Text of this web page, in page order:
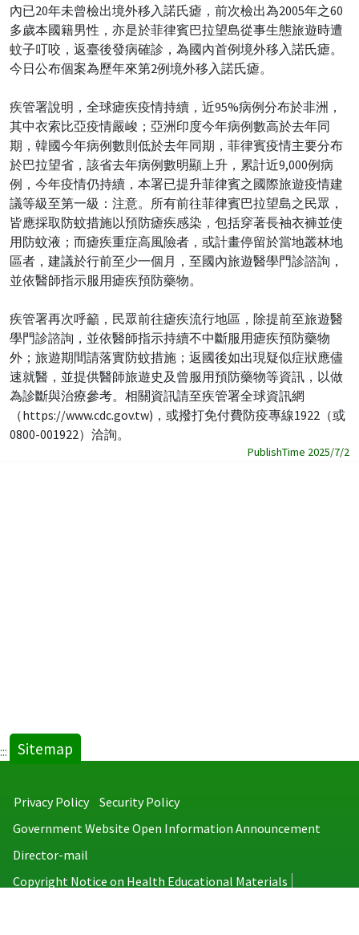
內已20年未曾檢出境外移入諾氏瘧，前次檢出為2005年之60
多歲本國籍男性，亦是於菲律賓巴拉望島從事生態旅遊時遭
蚊子叮咬，返臺後發病確診，為國內首例境外移入諾氏瘧。
今日公布個案為歷年來第2例境外移入諾氏瘧。
疾管署說明，全球瘧疾疫情持續，近95%病例分布於非洲，
其中衣索比亞疫情嚴峻；亞洲印度今年病例數高於去年同
期，韓國今年病例數則低於去年同期，菲律賓疫情主要分布
於巴拉望省，該省去年病例數明顯上升，累計近9,000例病
例，今年疫情仍持續，本署已提升菲律賓之國際旅遊疫情建
議等級至第一級：注意。所有前往菲律賓巴拉望島之民眾，
皆應採取防蚊措施以預防瘧疾感染，包括穿著長袖衣褲並使
用防蚊液；而瘧疾重症高風險者，或計畫停留於當地叢林地
區者，建議於行前至少一個月，至國內旅遊醫學門診諮詢，
並依醫師指示服用瘧疾預防藥物。
疾管署再次呼籲，民眾前往瘧疾流行地區，除提前至旅遊醫
學門診諮詢，並依醫師指示持續不中斷服用瘧疾預防藥物
外；旅遊期間請落實防蚊措施；返國後如出現疑似症狀應儘
速就醫，並提供醫師旅遊史及曾服用預防藥物等資訊，以做
為診斷與治療參考。相關資訊請至疾管署全球資訊網
（https://www.cdc.gov.tw)，或撥打免付費防疫專線1922（或
0800-001922）洽詢。
PublishTime 2025/7/2
::: Sitemap
Privacy Policy
Security Policy
Government Website Open Information Announcement
Director-mail
Copyright Notice on Health Educational Materials